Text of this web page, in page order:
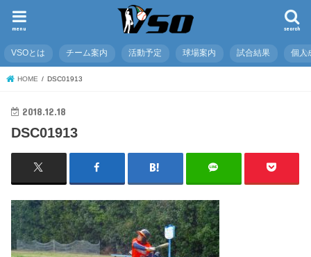
search
menu
VSOとは チーム案内 活動予定 球場案内 試合結果 個人
HOME DSC01913
2018.12.18
DSC01913